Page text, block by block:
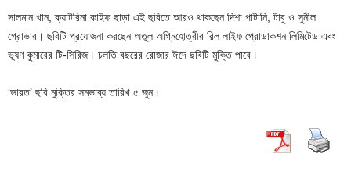
সালমান খান, ক্যাটরিনা কাইফ ছাড়া এই ছবিতে আরও থাকছেন দিশা পাটানি, টাবু ও সুনীল
গ্রোভার। ছবিটি প্রযোজনা করছেন অতুল অগ্নিহোত্রীর রিল লাইফ প্রোডাকশন লিমিটেড এবং
ভূষণ কুমারের টি-সিরিজ। চলতি বছরের রোজার ঈদে ছবিটি মুক্তি পাবে।
‘ভারত’ ছবি মুক্তির সম্ভাব্য তারিখ ৫ জুন।